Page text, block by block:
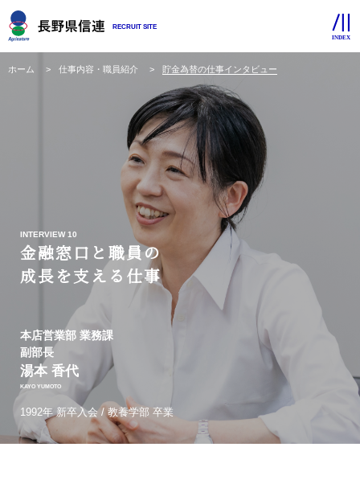
RECRUIT SITE
ホーム 仕事内容・職員紹介 貯金為替の仕事インタビュー
INTERVIEW 10
金融窓口と職員の
成長を支える仕事
本店営業部 業務課
副部長
湯本 香代
KAYO YUMOTO
1992年 新卒入会 / 教養学部 卒業